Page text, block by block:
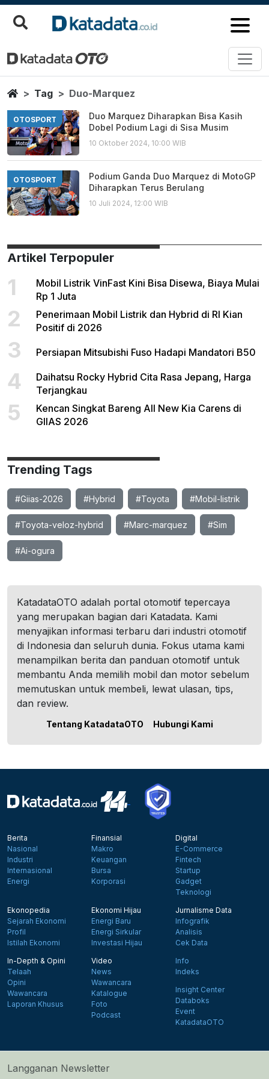
Duo Marquez
Berita Terbaru
HomeTag Duo-Marquez
OTOSPORT
Duo Marquez Diharapkan Bisa Kasih
Dobel Podium Lagi di Sisa Musim
10 Oktober 2024, 10:00 WIB
OTOSPORT
Podium Ganda Duo Marquez di MotoGP
Diharapkan Terus Berulang
10 Juli 2024, 12:00 WIB
Artikel Terpopuler
1
Mobil Listrik VinFast Kini Bisa Disewa, Biaya Mulai
Rp 1 Juta
2
Penerimaan Mobil Listrik dan Hybrid di RI Kian
Positif di 2026
3 Persiapan Mitsubishi Fuso Hadapi Mandatori B50
4
Daihatsu Rocky Hybrid Cita Rasa Jepang, Harga
Terjangkau
5
Kencan Singkat Bareng All New Kia Carens di
GIIAS 2026
Trending Tags
#Giias-2026 #Hybrid #Toyota #Mobil-listrik
#Toyota-veloz-hybrid #Marc-marquez #Sim
#Ai-ogura
KatadataOTO adalah portal otomotif tepercaya
yang merupakan bagian dari Katadata. Kami
menyajikan informasi terbaru dari industri otomotif
di Indonesia dan seluruh dunia. Fokus utama kami
menampilkan berita dan panduan otomotif untuk
membantu Anda memilih mobil dan motor sebelum
memutuskan untuk membeli, lewat ulasan, tips,
dan review.
Tentang KatadataOTO Hubungi Kami
Berita
Nasional
Industri
Internasional
Energi
Finansial
Makro
Keuangan
Bursa
Korporasi
Digital
E-Commerce
Fintech
Startup
Gadget
Teknologi
Ekonopedia
Sejarah Ekonomi
Profil
Istilah Ekonomi
Ekonomi Hijau
Energi Baru
Energi Sirkular
Investasi Hijau
Jurnalisme Data
Infografik
Analisis
Cek Data
In-Depth & Opini
Telaah
Opini
Wawancara
Laporan Khusus
Video
News
Wawancara
Katalogue
Foto
Podcast
Info
Indeks
Insight Center
Databoks
Event
KatadataOTO
Langganan Newsletter